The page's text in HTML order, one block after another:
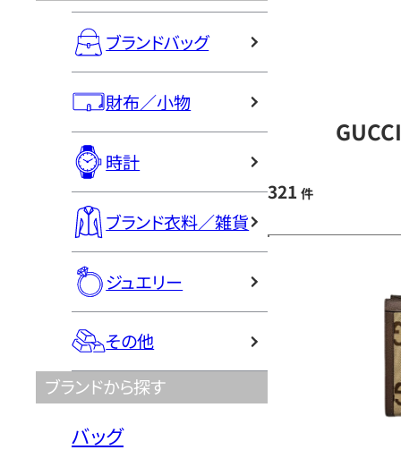
ブランドバッグ
財布／小物
時計
ブランド衣料／雑貨
ジュエリー
その他
ブランドから探す
バッグ
321 件